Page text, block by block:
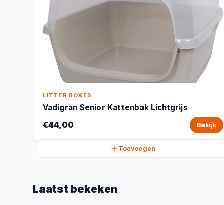
LITTER BOXES
Vadigran Senior Kattenbak Lichtgrijs
€44,00 Bekijk
Toevoegen
Laatst bekeken